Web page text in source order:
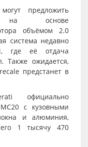
предложить
на основе
объёмом 2.0
система недавно
где её отдача
Также ожидается,
предстанет в
официально
с кузовными
и алюминия,
1 тысячу 470